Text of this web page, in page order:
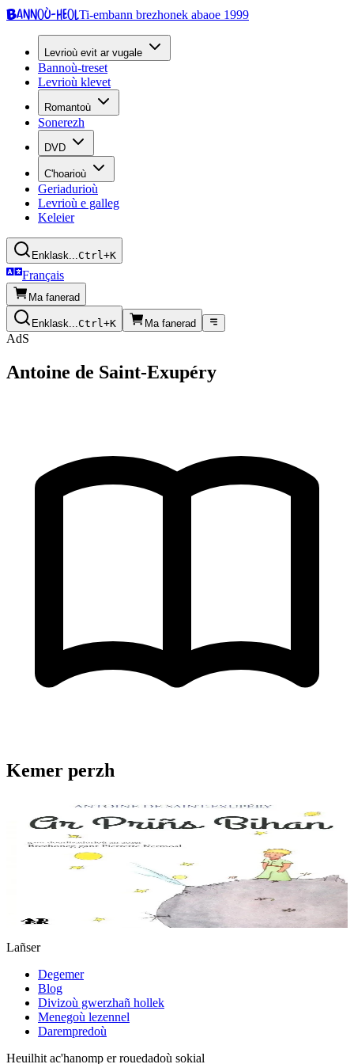
Bannoù-heolTi-embann brezhonek abaoe 1999
Levrioù evit ar vugale
Bannoù-treset
Levrioù klevet
Romantoù
Sonerezh
DVD
C'hoarioù
Geriadurioù
Levrioù e galleg
Keleier
Enklask...Ctrl+K
Français
Ma fanerad
Enklask...Ctrl+K Ma fanerad
AdS
Antoine de Saint-Exupéry
Kemer perzh
6 vloaz hag ouzhpenn
Ar Priñs Bihan
Setu deuet Ar Priñs Bihan en-dro ! Levenez vras eo adkavout — e
brezhoneg ar wech-mañ — ar boulomig souezhus-se a oar gwelout
un dañvad a-dreuz speurenn goat ur...
Er stok18,00 €
Lañser
Degemer
Blog
Divizoù gwerzhañ hollek
Menegoù lezennel
Darempredoù
Heuilhit ac'hanomp er rouedadoù sokial